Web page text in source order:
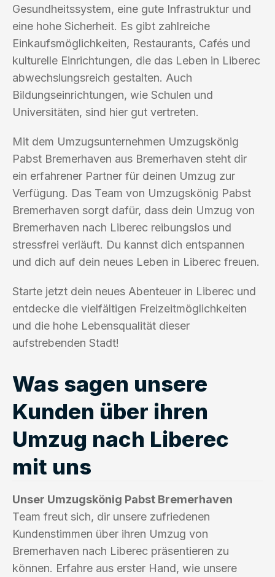
Gesundheitssystem, eine gute Infrastruktur und
eine hohe Sicherheit. Es gibt zahlreiche
Einkaufsmöglichkeiten, Restaurants, Cafés und
kulturelle Einrichtungen, die das Leben in Liberec
abwechslungsreich gestalten. Auch
Bildungseinrichtungen, wie Schulen und
Universitäten, sind hier gut vertreten.
Mit dem Umzugsunternehmen Umzugskönig
Pabst Bremerhaven aus Bremerhaven steht dir
ein erfahrener Partner für deinen Umzug zur
Verfügung. Das Team von Umzugskönig Pabst
Bremerhaven sorgt dafür, dass dein Umzug von
Bremerhaven nach Liberec reibungslos und
stressfrei verläuft. Du kannst dich entspannen
und dich auf dein neues Leben in Liberec freuen.
Starte jetzt dein neues Abenteuer in Liberec und
entdecke die vielfältigen Freizeitmöglichkeiten
und die hohe Lebensqualität dieser
aufstrebenden Stadt!
Was sagen unsere
Kunden über ihren
Umzug nach Liberec
mit uns
Unser Umzugskönig Pabst Bremerhaven
Team freut sich, dir unsere zufriedenen
Kundenstimmen über ihren Umzug von
Bremerhaven nach Liberec präsentieren zu
können. Erfahre aus erster Hand, wie unsere